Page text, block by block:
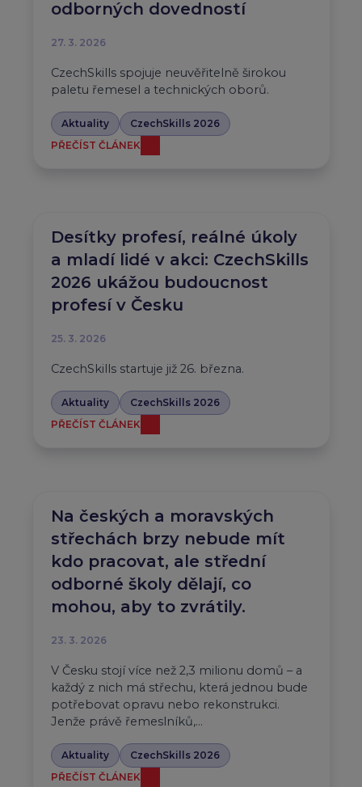
odborných dovedností
27. 3. 2026
CzechSkills spojuje neuvěřitelně širokou
paletu řemesel a technických oborů.
Aktuality
CzechSkills 2026
PŘEČÍST ČLÁNEK
Desítky profesí, reálné úkoly
a mladí lidé v akci: CzechSkills
2026 ukážou budoucnost
profesí v Česku
25. 3. 2026
CzechSkills startuje již 26. března.
Aktuality
CzechSkills 2026
PŘEČÍST ČLÁNEK
Na českých a moravských
střechách brzy nebude mít
kdo pracovat, ale střední
odborné školy dělají, co
mohou, aby to zvrátily.
23. 3. 2026
V Česku stojí více než 2,3 milionu domů – a
každý z nich má střechu, která jednou bude
potřebovat opravu nebo rekonstrukci.
Jenže právě řemeslníků,…
Aktuality
CzechSkills 2026
PŘEČÍST ČLÁNEK